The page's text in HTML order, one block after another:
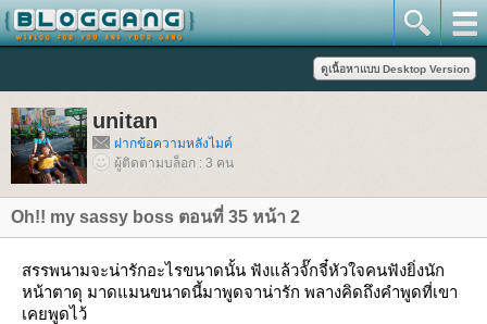
unitan
ฝากข้อความหลังไมค์
ผู้ติดตามบล็อก : 3 คน
Oh!! my sassy boss ตอนที่ 35 หน้า 2
สรรพนามจะน่ารักอะไรขนาดนั้น ฟังแล้วจั๊กจี๋หัวใจคนฟังยิ่งนัก
หน้าตาดุ มาดแมนขนาดนี้มาพูดจาน่ารัก พลางคิดถึงคำพูดที่เขา
เคยพูดไว้